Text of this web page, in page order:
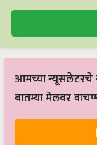
आमच्या न्यूसलेटरचे
बातम्या मेलवर